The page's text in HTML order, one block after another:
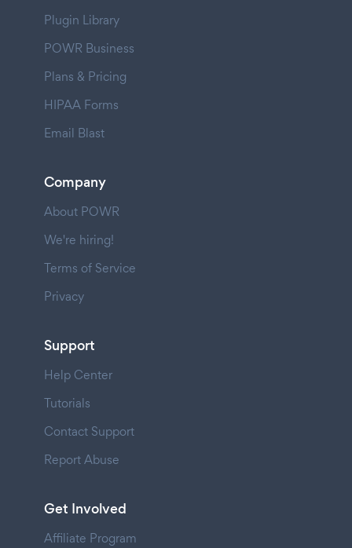
Plugin Library
POWR Business
Plans & Pricing
HIPAA Forms
Email Blast
Company
About POWR
We're hiring!
Terms of Service
Privacy
Support
Help Center
Tutorials
Contact Support
Report Abuse
Get Involved
Affiliate Program